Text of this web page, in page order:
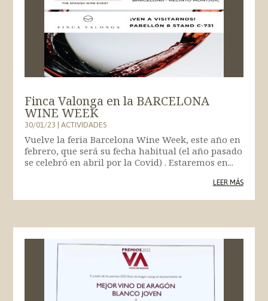
Finca Valonga en la BARCELONA
WINE WEEK
30/01/23|ACTIVIDADES
Vuelve la feria Barcelona Wine Week, este año en
febrero, que será su fecha habitual (el año pasado
se celebró en abril por la Covid) . Estaremos en...
LEER MÁS